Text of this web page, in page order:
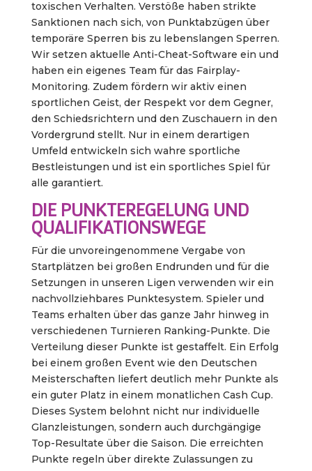
toxischen Verhalten. Verstöße haben strikte
Sanktionen nach sich, von Punktabzügen über
temporäre Sperren bis zu lebenslangen Sperren.
Wir setzen aktuelle Anti-Cheat-Software ein und
haben ein eigenes Team für das Fairplay-
Monitoring. Zudem fördern wir aktiv einen
sportlichen Geist, der Respekt vor dem Gegner,
den Schiedsrichtern und den Zuschauern in den
Vordergrund stellt. Nur in einem derartigen
Umfeld entwickeln sich wahre sportliche
Bestleistungen und ist ein sportliches Spiel für
alle garantiert.
DIE PUNKTEREGELUNG UND
QUALIFIKATIONSWEGE
Für die unvoreingenommene Vergabe von
Startplätzen bei großen Endrunden und für die
Setzungen in unseren Ligen verwenden wir ein
nachvollziehbares Punktesystem. Spieler und
Teams erhalten über das ganze Jahr hinweg in
verschiedenen Turnieren Ranking-Punkte. Die
Verteilung dieser Punkte ist gestaffelt. Ein Erfolg
bei einem großen Event wie den Deutschen
Meisterschaften liefert deutlich mehr Punkte als
ein guter Platz in einem monatlichen Cash Cup.
Dieses System belohnt nicht nur individuelle
Glanzleistungen, sondern auch durchgängige
Top-Resultate über die Saison. Die erreichten
Punkte regeln über direkte Zulassungen zu